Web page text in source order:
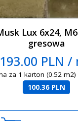
Lux 6x24,
gresowa
193.00 PLN /
za 1 karton (0.52 m2)
100.36 PLN